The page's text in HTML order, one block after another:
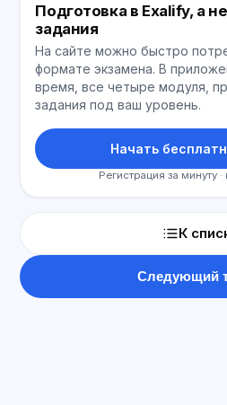
Подготовка в Exalify, а
задания
На сайте можно быстро
формате экзамена. В
время, все четыре модуля,
задания под ваш уровень.
Начать
Регистрация за минуту
К
Следующий